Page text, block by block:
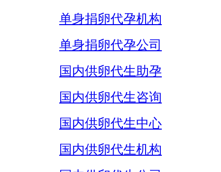
单身捐卵代孕机构
单身捐卵代孕公司
国内供卵代生助孕
国内供卵代生咨询
国内供卵代生中心
国内供卵代生机构